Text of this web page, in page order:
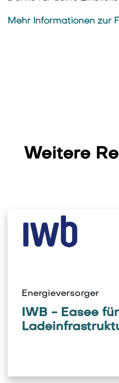
Mehr Informationen zur
Weitere
Energieversorger
IWB - Easee